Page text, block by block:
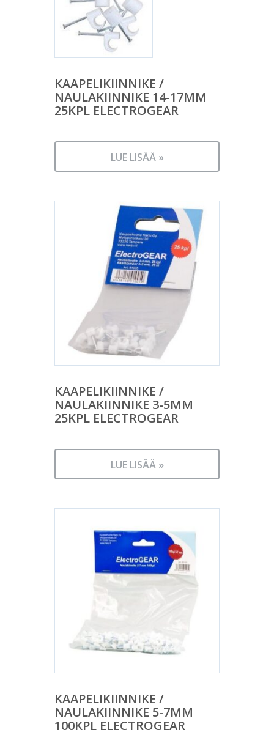
KAAPELIKIINNIKE /
NAULAKIINNIKE 14-17MM
25KPL ELECTROGEAR
LUE LISÄÄ »
KAAPELIKIINNIKE /
NAULAKIINNIKE 3-5MM
25KPL ELECTROGEAR
LUE LISÄÄ »
KAAPELIKIINNIKE /
NAULAKIINNIKE 5-7MM
100KPL ELECTROGEAR